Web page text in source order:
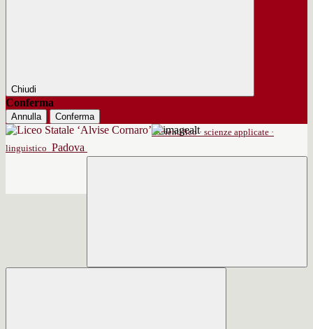
Chiudi
Conferma
Annulla
Conferma
scientifico · scienze applicate ·
linguistico Padova